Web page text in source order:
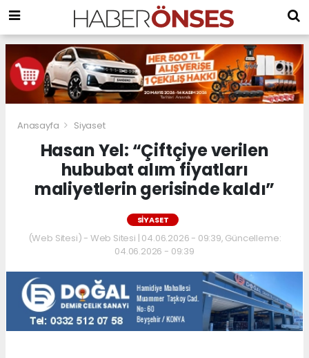
Anasayfa Siyaset
Hasan Yel: “Çiftçiye verilen
hububat alım fiyatları
maliyetlerin gerisinde kaldı”
SIYASET
(Web Sitesi) - Web Sitesi | 04.06.2026 - 09:39, Güncelleme:
04.06.2026 - 09:39